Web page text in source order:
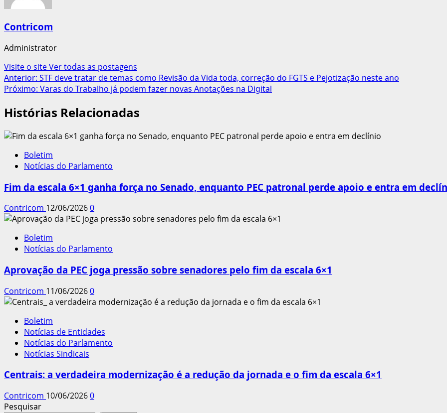
Contricom
Administrator
Visite o siteVer todas as postagens
Navegação
de
artigos
Anterior: STF deve tratar de temas como Revisão da Vida toda, correção do FGTS e Pejotização neste ano
Próximo: Varas do Trabalho já podem fazer novas Anotações na Digital
Histórias Relacionadas
Boletim
Notícias do Parlamento
Fim da escala 6×1 ganha força no Senado, enquanto PEC patronal perde apoio e entra em
Contricom 12/06/20260
Boletim
Notícias do Parlamento
Aprovação da PEC joga pressão sobre senadores pelo fim da escala 6×1
Contricom 11/06/20260
Boletim
Notícias de Entidades
Notícias do Parlamento
Notícias Sindicais
Centrais: a verdadeira modernização é a redução da jornada e o fim da escala 6×1
Contricom 10/06/20260
Pesquisar